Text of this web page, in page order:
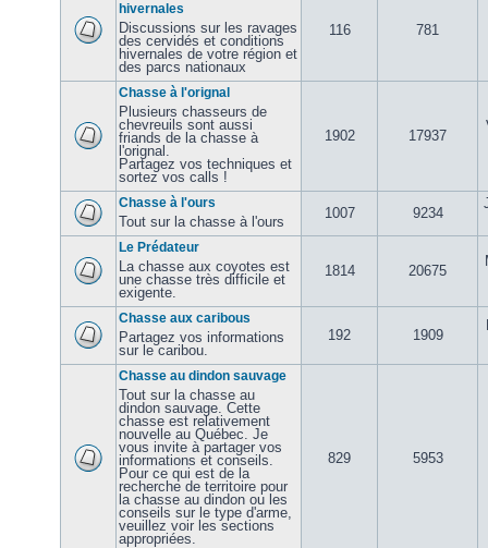
hivernales
Discussions sur les ravages
des cervidés et conditions
hivernales de votre région et
des parcs nationaux
116 781
Chasse à l'orignal
Plusieurs chasseurs de
chevreuils sont aussi
friands de la chasse à
l'orignal.
Partagez vos techniques et
sortez vos calls !
1902 17937
Chasse à l'ours
Tout sur la chasse à l'ours
1007 9234
Le Prédateur
La chasse aux coyotes est
une chasse très difficile et
exigente.
1814 20675
Chasse aux caribous
Partagez vos informations
sur le caribou.
192 1909
Chasse au dindon sauvage
Tout sur la chasse au
dindon sauvage. Cette
chasse est relativement
nouvelle au Québec. Je
vous invite à partager vos
informations et conseils.
Pour ce qui est de la
recherche de territoire pour
la chasse au dindon ou les
conseils sur le type d'arme,
veuillez voir les sections
appropriées.
829 5953